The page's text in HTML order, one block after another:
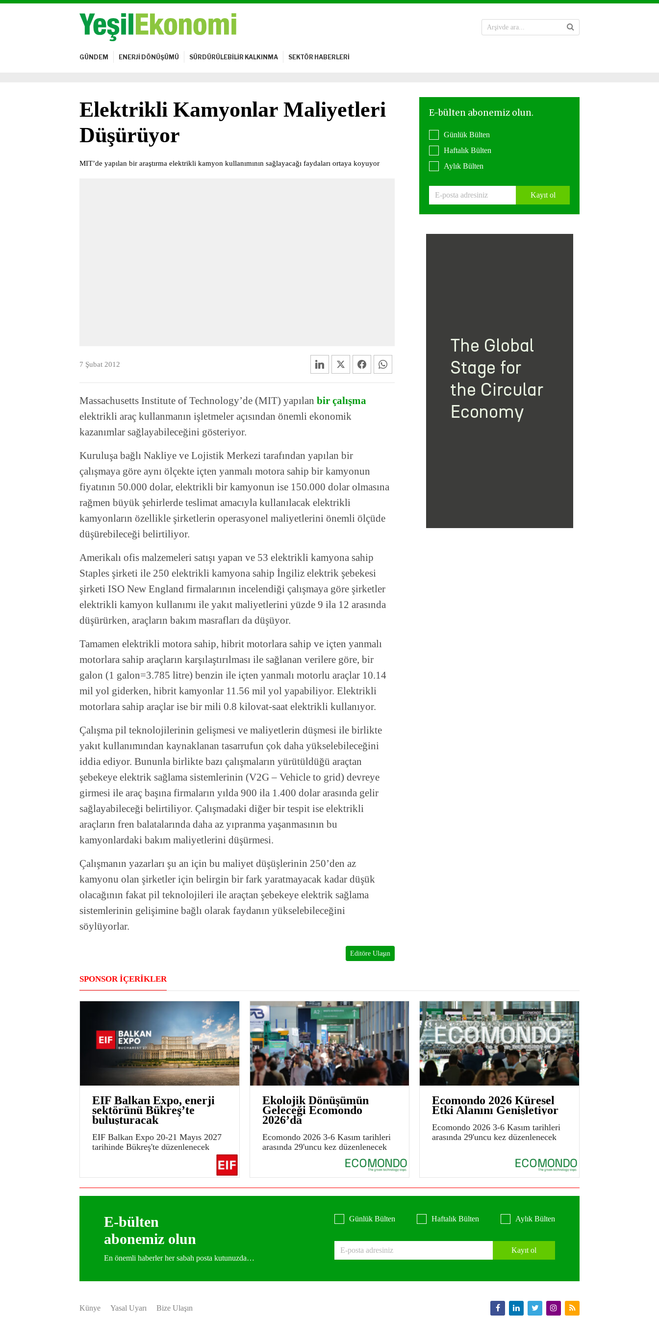
GÜNDEM ENERJİ DÖNÜŞÜMÜ SÜRDÜRÜLEBİLİR KALKINMA SEKTÖR HABERLERİ
Elektrikli Kamyonlar Maliyetleri
Düşürüyor
MIT’de yapılan bir araştırma elektrikli kamyon kullanımının sağlayacağı faydaları ortaya koyuyor
7 Şubat 2012
Massachusetts Institute of Technology’de (MIT) yapılan bir çalışma
elektrikli araç kullanmanın işletmeler açısından önemli ekonomik
kazanımlar sağlayabileceğini gösteriyor.
Kuruluşa bağlı Nakliye ve Lojistik Merkezi tarafından yapılan bir
çalışmaya göre aynı ölçekte içten yanmalı motora sahip bir kamyonun
fiyatının 50.000 dolar, elektrikli bir kamyonun ise 150.000 dolar olmasına
rağmen büyük şehirlerde teslimat amacıyla kullanılacak elektrikli
kamyonların özellikle şirketlerin operasyonel maliyetlerini önemli ölçüde
düşürebileceği belirtiliyor.
Amerikalı ofis malzemeleri satışı yapan ve 53 elektrikli kamyona sahip
Staples şirketi ile 250 elektrikli kamyona sahip İngiliz elektrik şebekesi
şirketi ISO New England firmalarının incelendiği çalışmaya göre şirketler
elektrikli kamyon kullanımı ile yakıt maliyetlerini yüzde 9 ila 12 arasında
düşürürken, araçların bakım masrafları da düşüyor.
Tamamen elektrikli motora sahip, hibrit motorlara sahip ve içten yanmalı
motorlara sahip araçların karşılaştırılması ile sağlanan verilere göre, bir
galon (1 galon=3.785 litre) benzin ile içten yanmalı motorlu araçlar 10.14
mil yol giderken, hibrit kamyonlar 11.56 mil yol yapabiliyor. Elektrikli
motorlara sahip araçlar ise bir mili 0.8 kilovat-saat elektrikli kullanıyor.
Çalışma pil teknolojilerinin gelişmesi ve maliyetlerin düşmesi ile birlikte
yakıt kullanımından kaynaklanan tasarrufun çok daha yükselebileceğini
iddia ediyor. Bununla birlikte bazı çalışmaların yürütüldüğü araçtan
şebekeye elektrik sağlama sistemlerinin (V2G – Vehicle to grid) devreye
girmesi ile araç başına firmaların yılda 900 ila 1.400 dolar arasında gelir
sağlayabileceği belirtiliyor. Çalışmadaki diğer bir tespit ise elektrikli
araçların fren balatalarında daha az yıpranma yaşanmasının bu
kamyonlardaki bakım maliyetlerini düşürmesi.
Çalışmanın yazarları şu an için bu maliyet düşüşlerinin 250’den az
kamyonu olan şirketler için belirgin bir fark yaratmayacak kadar düşük
olacağının fakat pil teknolojileri ile araçtan şebekeye elektrik sağlama
sistemlerinin gelişimine bağlı olarak faydanın yükselebileceğini
söylüyorlar.
Editöre Ulaşın
Günlük Bülten
Haftalık Bülten
Aylık Bülten
Kayıt ol
SPONSOR İÇERİKLER
EIF Balkan Expo, enerji
sektörünü Bükreş’te
buluşturacak
EIF Balkan Expo 20-21 Mayıs 2027
tarihinde Bükreş'te düzenlenecek
Ekolojik Dönüşümün
Geleceği Ecomondo
2026’da
Ecomondo 2026 3-6 Kasım tarihleri
arasında 29'uncu kez düzenlenecek
Ecomondo 2026 Küresel
Etki Alanını Genişletiyor
Ecomondo 2026 3-6 Kasım tarihleri
arasında 29'uncu kez düzenlenecek
E-bülten
abonemiz olun
En önemli haberler her sabah posta kutunuzda…
Günlük Bülten Haftalık Bülten Aylık Bülten
Kayıt ol
Künye Yasal Uyarı Bize Ulaşın